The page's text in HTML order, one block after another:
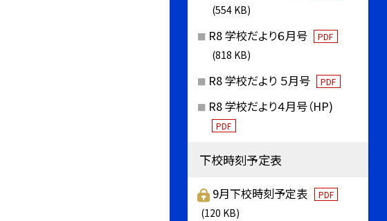
(554 KB)
R8 学校だより６月号 PDF
(818 KB)
R8 学校だより ５月号 PDF
R8 学校だより４月号（HP)
PDF
下校時刻予定表
9月下校時刻予定表 PDF
(120 KB)